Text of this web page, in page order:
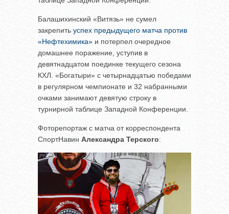
Балашихинский «Витязь» не сумел
закрепить успех предыдущего матча против
«Нефтехимика» и потерпел очередное
домашнее поражение, уступив в
девятнадцатом поединке текущего сезона
КХЛ. «Богатыри» с четырнадцатью победами
в регулярном чемпионате и 32 набранными
очками занимают девятую строку в
турнирной таблице Западной Конференции.
Фоторепортаж с матча от корреспондента
СпортНавин Александра Терского: